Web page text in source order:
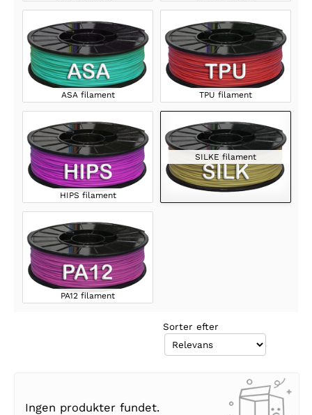
ASA filament TPU filament
HIPS filament
SILKE filament
PA12 filament
Sorter efter
Ingen produkter fundet.